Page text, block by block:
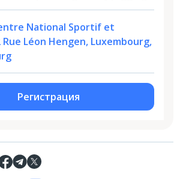
National Sportif et
Léon Hengen, Luxembourg,
Регистрация